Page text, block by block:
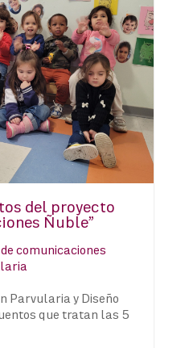
del proyecto
Ñuble”
comunicaciones
Parvularia y Diseño
que tratan las 5